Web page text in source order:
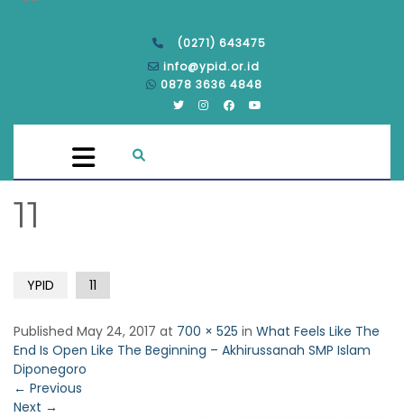
(0271) 643475
info@ypid.or.id
0878 3636 4848
11
YPID 11
Published May 24, 2017 at 700 × 525 in What Feels Like The
End Is Open Like The Beginning – Akhirussanah SMP Islam
Diponegoro
← Previous
Next →